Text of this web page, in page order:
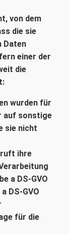
von dem
die sie
Daten
einer der
die
wurden für
auf sonstige
sie nicht
ihre
a DS-GVO
DS-GVO
für die